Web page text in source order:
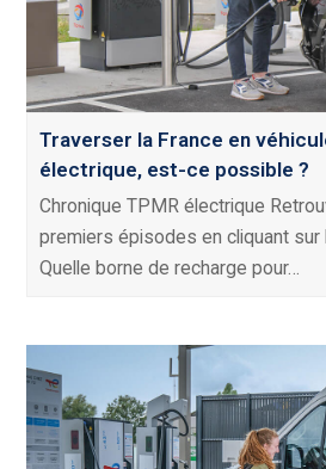
Traverser la France en
électrique, est-ce possible ?
Chronique TPMR électrique
premiers épisodes en cliquant sur
Quelle borne de recharge pour…